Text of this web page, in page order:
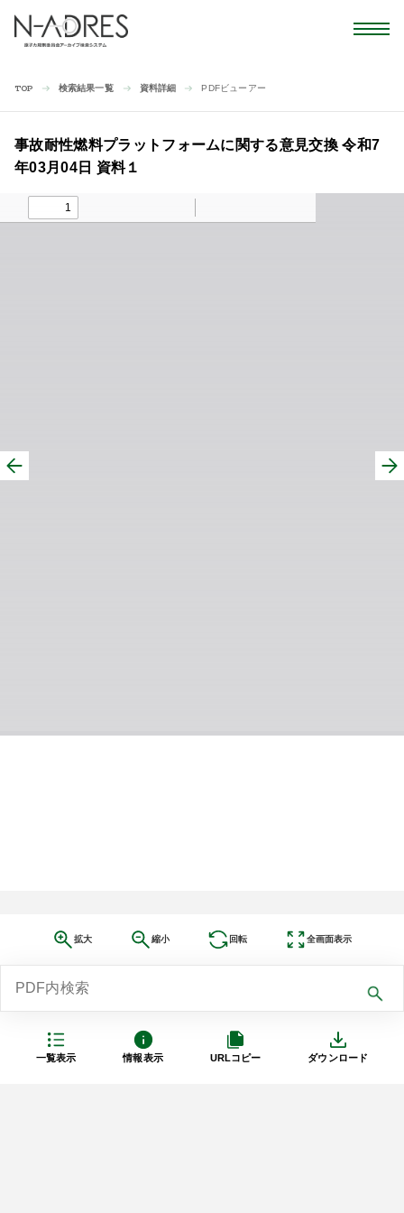
TOP 検索結果一覧 資料詳細 PDFビューアー
一覧表示 情報表示 URLコピー ダウンロード
事故耐性燃料プラットフォームに関する意見交換 令和7
年03月04日 資料１
拡大 縮小 回転 全画面表示